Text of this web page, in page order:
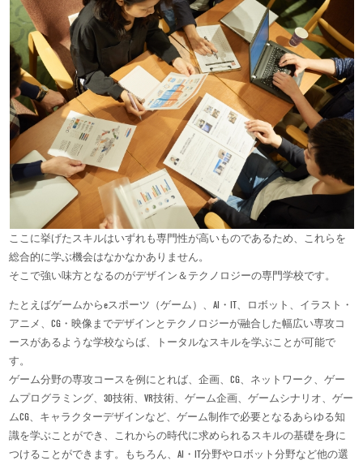
ここに挙げたスキルはいずれも専門性が高いものであるため、これらを
総合的に学ぶ機会はなかなかありません。
そこで強い味方となるのがデザイン＆テクノロジーの専門学校です。
たとえばゲームからeスポーツ（ゲーム）、AI・IT、ロボット、イラスト・
アニメ、CG・映像までデザインとテクノロジーが融合した幅広い専攻コ
ースがあるような学校ならば、トータルなスキルを学ぶことが可能で
す。
ゲーム分野の専攻コースを例にとれば、企画、CG、ネットワーク、ゲー
ムプログラミング、3D技術、VR技術、ゲーム企画、ゲームシナリオ、ゲー
ムCG、キャラクターデザインなど、ゲーム制作で必要となるあらゆる知
識を学ぶことができ、これからの時代に求められるスキルの基礎を身に
つけることができます。もちろん、AI・IT分野やロボット分野など他の選